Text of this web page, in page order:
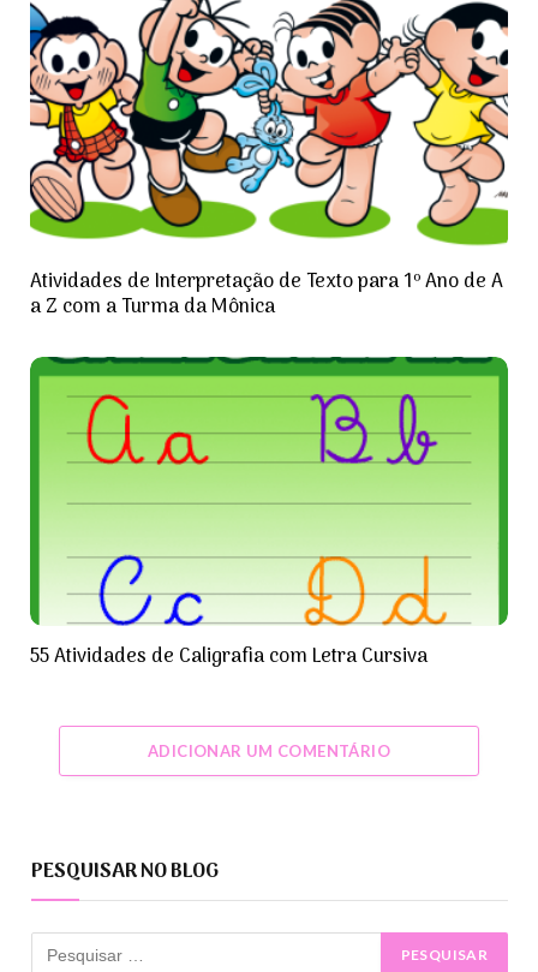
Atividades de Interpretação de Texto para 1º Ano de A
a Z com a Turma da Mônica
55 Atividades de Caligrafia com Letra Cursiva
ADICIONAR UM COMENTÁRIO
PESQUISAR NO BLOG